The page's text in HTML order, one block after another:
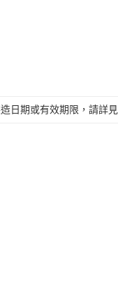
日期或有效期限，請詳